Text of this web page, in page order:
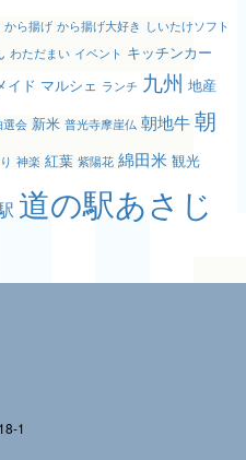
から揚げ から揚げ大好き しいたけソフト
わただまい イベント キッチンカー
イド マルシェ ランチ 九州 地産
選会 新米 普光寺摩崖仏 朝地牛朝
神楽 紅葉 紫陽花 綿田米 観光
道の駅あさじ
1